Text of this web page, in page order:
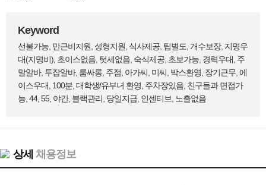
Keyword
선불가능, 만근비지원, 성형지원, 식사제공, 팁별도, 개수보장, 지명우
대(지명비), 초이스없음, 텃세없음, 숙식제공, 초보가능, 경력우대, 주
말알바, 투잡알바, 룸싸롱, 주점, 아가씨, 미씨, 박스환영, 장기근무, 에
이스우대, 100분, 대학생/유부녀 환영, 주차장있음, 친구들과 면접가
능, 44, 55, 야간, 블랙관리, 당일지급, 인센티브, 노출없음
상세 채용정보